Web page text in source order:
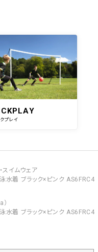
プレイ
スイムウェア
水着 ブラック×ピンク AS6FRC4
水着 ブラック×ピンク AS6FRC4